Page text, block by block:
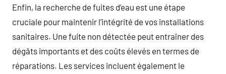
Enfin, la recherche de fuites d’eau est une étape
cruciale pour maintenir l’intégrité de vos installations
sanitaires. Une fuite non détectée peut entraîner des
dégâts importants et des coûts élevés en termes de
réparations. Les services incluent également le